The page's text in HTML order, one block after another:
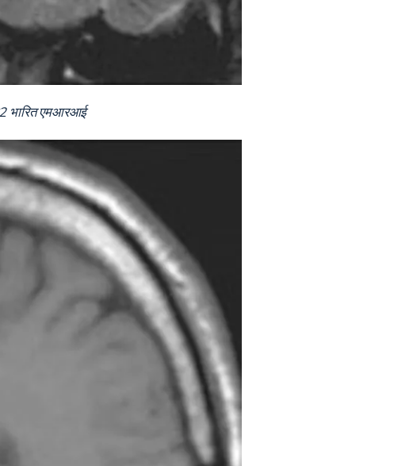
भारित एमआरआई